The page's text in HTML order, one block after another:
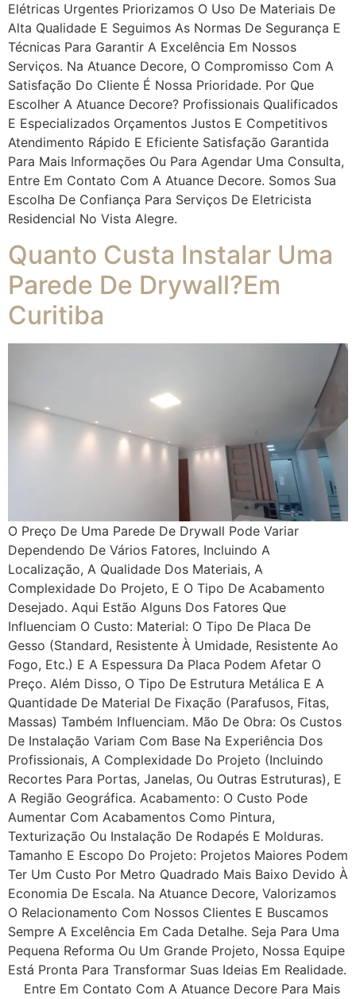
Elétricas Urgentes Priorizamos O Uso De Materiais De
Alta Qualidade E Seguimos As Normas De Segurança E
Técnicas Para Garantir A Excelência Em Nossos
Serviços. Na Atuance Decore, O Compromisso Com A
Satisfação Do Cliente É Nossa Prioridade. Por Que
Escolher A Atuance Decore? Profissionais Qualificados
E Especializados Orçamentos Justos E Competitivos
Atendimento Rápido E Eficiente Satisfação Garantida
Para Mais Informações Ou Para Agendar Uma Consulta,
Entre Em Contato Com A Atuance Decore. Somos Sua
Escolha De Confiança Para Serviços De Eletricista
Residencial No Vista Alegre.
Quanto Custa Instalar Uma
Parede De Drywall?em
Curitiba
O Preço De Uma Parede De Drywall Pode Variar
Dependendo De Vários Fatores, Incluindo A
Localização, A Qualidade Dos Materiais, A
Complexidade Do Projeto, E O Tipo De Acabamento
Desejado. Aqui Estão Alguns Dos Fatores Que
Influenciam O Custo: Material: O Tipo De Placa De
Gesso (standard, Resistente À Umidade, Resistente Ao
Fogo, Etc.) E A Espessura Da Placa Podem Afetar O
Preço. Além Disso, O Tipo De Estrutura Metálica E A
Quantidade De Material De Fixação (parafusos, Fitas,
Massas) Também Influenciam. Mão De Obra: Os Custos
De Instalação Variam Com Base Na Experiência Dos
Profissionais, A Complexidade Do Projeto (incluindo
Recortes Para Portas, Janelas, Ou Outras Estruturas), E
A Região Geográfica. Acabamento: O Custo Pode
Aumentar Com Acabamentos Como Pintura,
Texturização Ou Instalação De Rodapés E Molduras.
Tamanho E Escopo Do Projeto: Projetos Maiores Podem
Ter Um Custo Por Metro Quadrado Mais Baixo Devido À
Economia De Escala. Na Atuance Decore, Valorizamos
O Relacionamento Com Nossos Clientes E Buscamos
Sempre A Excelência Em Cada Detalhe. Seja Para Uma
Pequena Reforma Ou Um Grande Projeto, Nossa Equipe
Está Pronta Para Transformar Suas Ideias Em Realidade.
Entre Em Contato Com A Atuance Decore Para Mais